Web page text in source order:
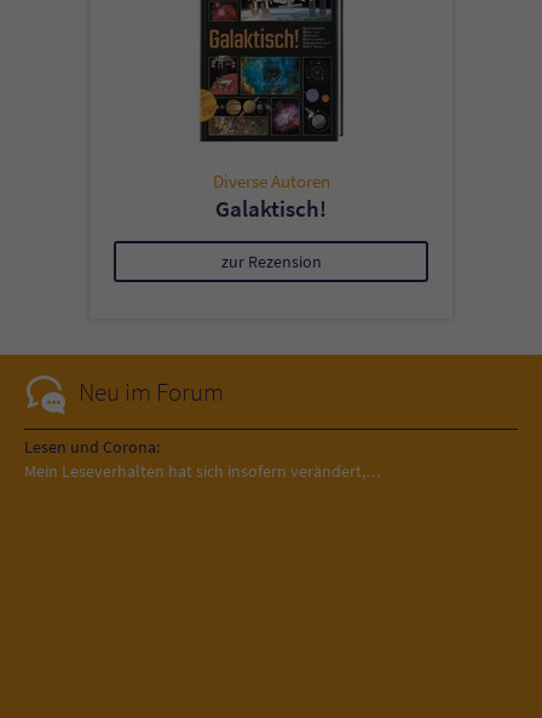
Diverse Autoren
Galaktisch!
zur Rezension
Neu im Forum
Lesen und Corona:
Mein Leseverhalten hat sich insofern verändert,…